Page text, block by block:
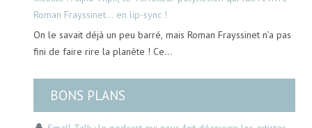
Roman Frayssinet… en lip-sync !
On le savait déjà un peu barré, mais Roman Frayssinet n’a pas
fini de faire rire la planète ! Ce…
BONS PLANS